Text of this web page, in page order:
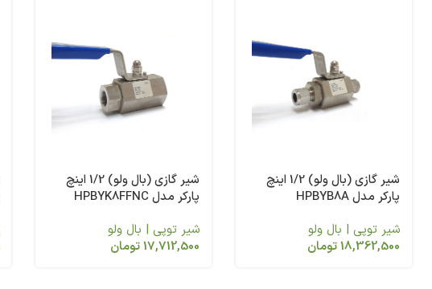
شیر گازی (بال ولو) 1/2 اینچ
پارکر مدل HPBYB8A
شیر توپی | بال ولو
18,362,500تومان
شیر گازی (بال ولو) 1/2 اینچ
پارکر مدل HPBYK8FFNC
شیر توپی | بال ولو
17,712,500تومان